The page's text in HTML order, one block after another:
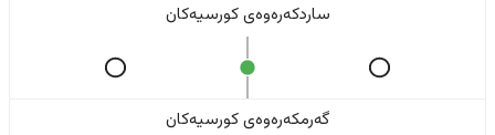
ساردکەرەوەی کورسیەکان
گەرمکەرەوەی کورسیەکان